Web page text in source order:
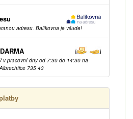
adresu. Balíkovna je všude!
v pracovní dny od 7:30 do 14:30 na
735 43